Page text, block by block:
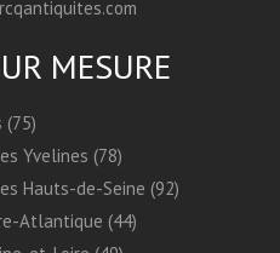
MESURE
(75)
Yvelines (78)
Hauts-de-Seine (92)
Atlantique (44)